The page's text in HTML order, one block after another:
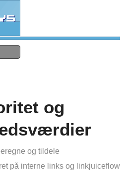
og
og tildele
på interne links og linkjuiceflow